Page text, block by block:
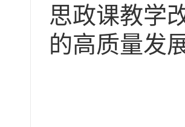
思政课教学
的高质量发